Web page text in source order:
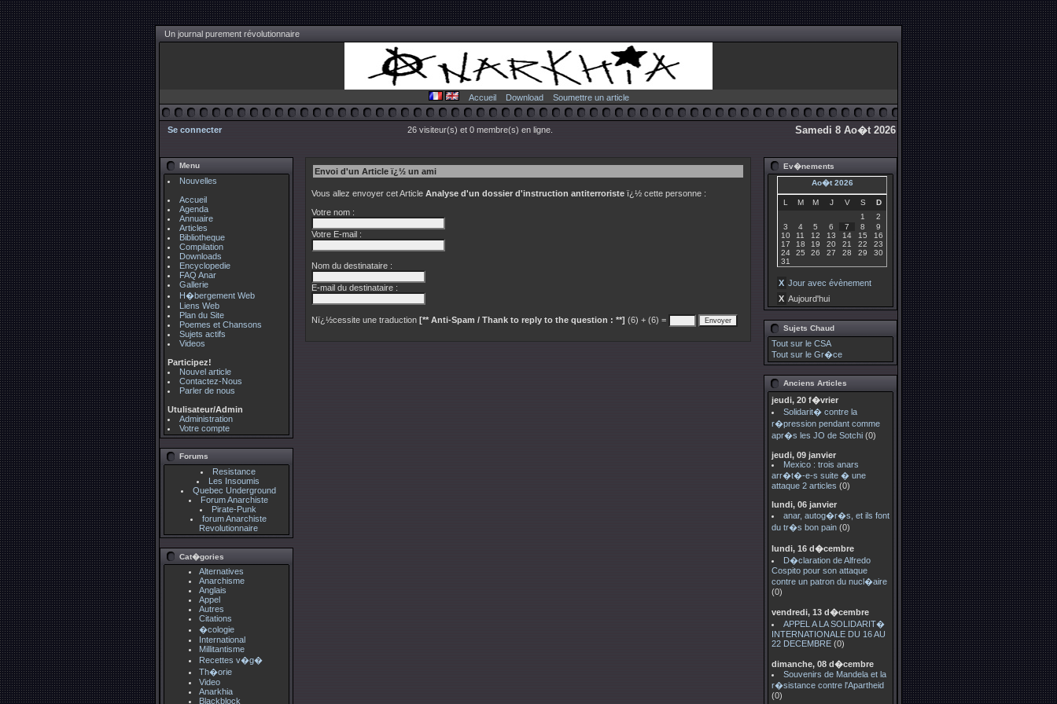
Un journal purement révolutionnaire
Accueil Download Soumettre un article
Se connecter 26 visiteur(s) et 0 membre(s) en ligne. Samedi 8 Ao�t 2026
Menu
Nouvelles
Accueil
Agenda
Annuaire
Articles
Bibliotheque
Compilation
Downloads
Encyclopedie
FAQ Anar
Gallerie
H�bergement Web
Liens Web
Plan du Site
Poemes et Chansons
Sujets actifs
Videos
Participez!
Nouvel article
Contactez-Nous
Parler de nous
Utulisateur/Admin
Administration
Votre compte
Forums
Resistance
Les Insoumis
Quebec Underground
Forum Anarchiste
Pirate-Punk
forum Anarchiste
Revolutionnaire
Cat�gories
Alternatives
Anarchisme
Anglais
Appel
Autres
Citations
�cologie
International
Millitantisme
Recettes v�g�
Th�orie
Video
Anarkhia
Blackblock
Envoi d'un Article ï¿½ un ami
Vous allez envoyer cet Article Analyse d'un dossier d'instruction antiterroriste ï¿½ cette personne :
Votre nom :
Votre E-mail :
Nom du destinataire :
E-mail du destinataire :
Nï¿½cessite une traduction [** Anti-Spam / Thank to reply to the question : **] (6) + (6) =
Ev�nements
Ao�t 2026
L M M J V S
D
1
2
3
4 5 6 7 8
9
10
11 12 13 14 15
16
17
18 19 20 21 22
23
24
25 26 27 28 29
30
31
X Jour avec évènement
X Aujourd'hui
Sujets Chaud
Tout sur le CSA
Tout sur le Gr�ce
Anciens Articles
jeudi, 20 f�vrier
Solidarit� contre la
r�pression pendant comme
apr�s les JO de Sotchi (0)
jeudi, 09 janvier
Mexico : trois anars
arr�t�-e-s suite � une
attaque 2 articles (0)
lundi, 06 janvier
anar, autog�r�s, et ils font
du tr�s bon pain (0)
lundi, 16 d�cembre
D�claration de Alfredo
Cospito pour son attaque
contre un patron du nucl�aire
(0)
vendredi, 13 d�cembre
APPEL A LA SOLIDARIT�
INTERNATIONALE DU 16 AU
22 DECEMBRE (0)
dimanche, 08 d�cembre
Souvenirs de Mandela et la
r�sistance contre l'Apartheid
(0)